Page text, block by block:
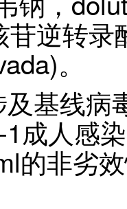
逆转
。
线病
成人感
的非劣